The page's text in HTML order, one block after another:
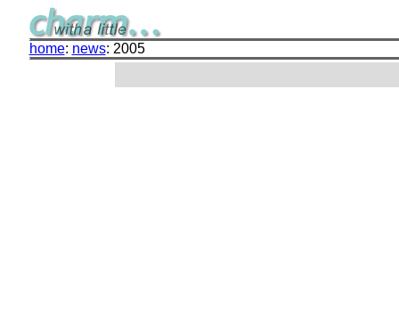
home: news: 2005